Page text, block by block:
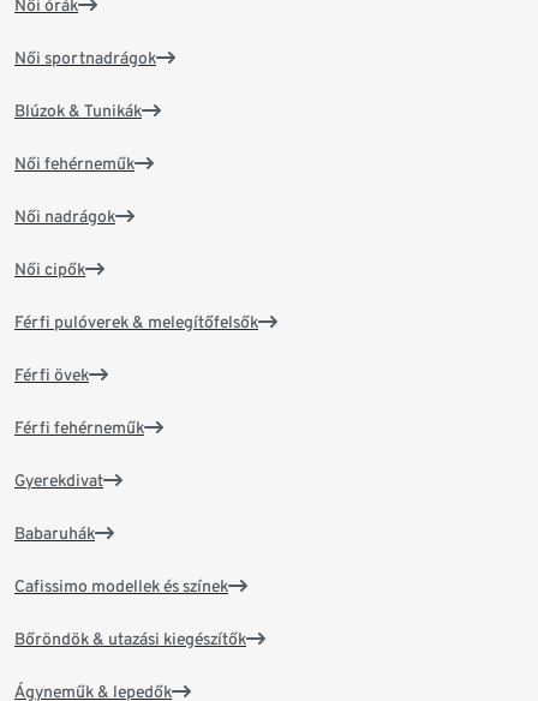
Női órák
Női sportnadrágok
Blúzok & Tunikák
Női fehérneműk
Női nadrágok
Női cipők
Férfi pulóverek & melegítőfelsők
Férfi övek
Férfi fehérneműk
Gyerekdivat
Babaruhák
Cafissimo modellek és színek
Bőröndök & utazási kiegészítők
Ágyneműk & lepedők